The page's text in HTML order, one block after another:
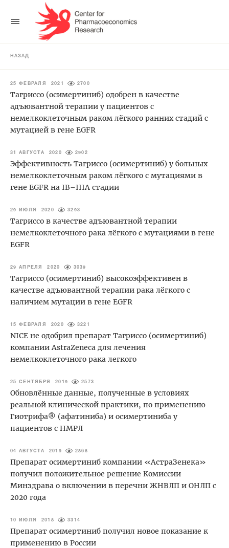
НАЗАД
25 ФЕВРАЛЯ 2021 2700
Тагриссо (осимертиниб) одобрен в качестве
адъювантной терапии у пациентов с
немелкоклеточным раком лёгкого ранних стадий с
мутацией в гене EGFR
31 АВГУСТА 2020 2902
Эффективность Тагриссо (осимертиниб) у больных
немелкоклеточным раком лёгкого с мутациями в
гене EGFR на IB–IIIA стадии
29 ИЮЛЯ 2020 3293
Тагриссо в качестве адъювантной терапии
немелкоклеточного рака лёгкого с мутациями в гене
EGFR
29 АПРЕЛЯ 2020 3039
Тагриссо (осимертиниб) высокоэффективен в
качестве адъювантной терапии рака лёгкого с
наличием мутации в гене EGFR
15 ФЕВРАЛЯ 2020 3221
NICE не одобрил препарат Тагриссо (осимертиниб)
компании AstraZeneca для лечения
немелкоклеточного рака легкого
25 СЕНТЯБРЯ 2019 2573
Обновлённые данные, полученные в условиях
реальной клинической практики, по применению
Гиотрифа® (афатиниба) и осимертиниба у
пациентов с НМРЛ
04 АВГУСТА 2019 2868
Препарат осимертиниб компании «АстраЗенека»
получил положительное решение Комиссии
Минздрава о включении в перечни ЖНВЛП и ОНЛП с
2020 года
10 ИЮЛЯ 2018 3314
Препарат осимертиниб получил новое показание к
применению в России